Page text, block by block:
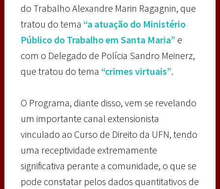
do Trabalho Alexandre Marin Ragagnin, que
tratou do tema “a atuação do Ministério
Público do Trabalho em Santa Maria” e
com o Delegado de Polícia Sandro Meinerz,
que tratou do tema “crimes virtuais”.
O Programa, diante disso, vem se revelando
um importante canal extensionista
vinculado ao Curso de Direito da UFN, tendo
uma receptividade extremamente
significativa perante a comunidade, o que se
pode constatar pelos dados quantitativos de